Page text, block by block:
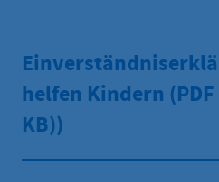
helfen Kindern (PDF
KB))